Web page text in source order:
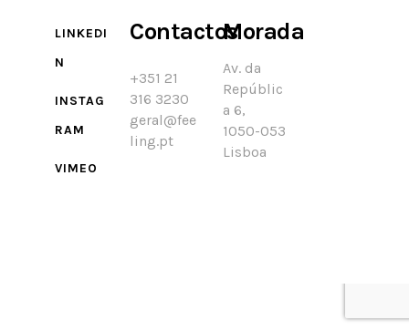
LINKEDI
N
INSTAG
RAM
VIMEO
Contactos
+351 21
316 3230
geral@fee
ling.pt
Morada
Av. da
Repúblic
a 6,
1050-053
Lisboa